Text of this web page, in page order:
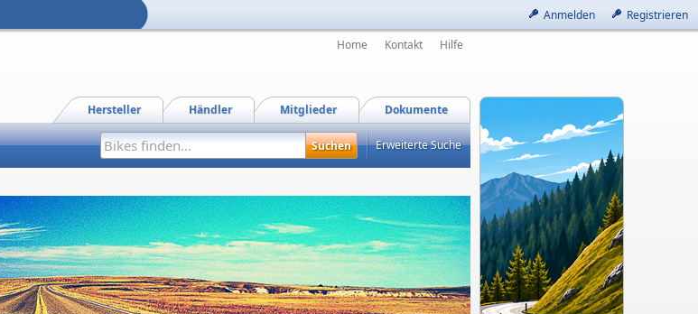
Anmelden Registrieren
Home Kontakt Hilfe
Dokumente
Mitglieder
Händler
Hersteller
Erweiterte Suche